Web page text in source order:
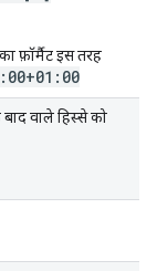
फ़ॉर्मैट इस तरह
वाले हिस्से को